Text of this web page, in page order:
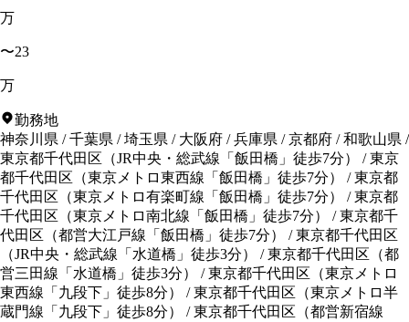
万
〜23
万
勤務地
神奈川県 /千葉県 /埼玉県 / 大阪府 /兵庫県 /京都府 /和歌山県 /
東京都千代田区 （JR中央・総武線「飯田橋」徒歩7分） /東京
都千代田区 （東京メトロ東西線「飯田橋」徒歩7分） /東京都
千代田区 （東京メトロ有楽町線「飯田橋」徒歩7分） /東京都
千代田区 （東京メトロ南北線「飯田橋」徒歩7分） /東京都千
代田区 （都営大江戸線「飯田橋」徒歩7分） /東京都千代田区
（JR中央・総武線「水道橋」徒歩3分） /東京都千代田区 （都
営三田線「水道橋」徒歩3分） /東京都千代田区 （東京メトロ
東西線「九段下」徒歩8分） /東京都千代田区 （東京メトロ半
蔵門線「九段下」徒歩8分） /東京都千代田区 （都営新宿線